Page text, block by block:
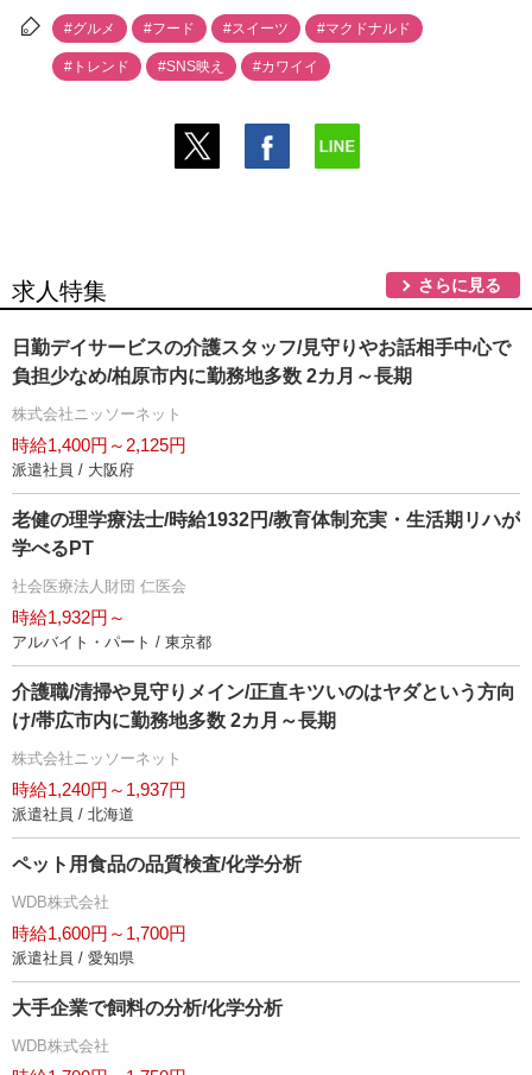
#グルメ #フード #スイーツ #マクドナルド
#トレンド #SNS映え #カワイイ
求人特集 さらに見る
日勤デイサービスの介護スタッフ/見守りやお話相手中心で
負担少なめ/柏原市内に勤務地多数 2カ月～長期
株式会社ニッソーネット
時給1,400円～2,125円
派遣社員 / 大阪府
老健の理学療法士/時給1932円/教育体制充実・生活期リハが
学べるPT
社会医療法人財団 仁医会
時給1,932円～
アルバイト・パート / 東京都
介護職/清掃や見守りメイン/正直キツいのはヤダという方向
け/帯広市内に勤務地多数 2カ月～長期
株式会社ニッソーネット
時給1,240円～1,937円
派遣社員 / 北海道
ペット用食品の品質検査/化学分析
WDB株式会社
時給1,600円～1,700円
派遣社員 / 愛知県
大手企業で飼料の分析/化学分析
WDB株式会社